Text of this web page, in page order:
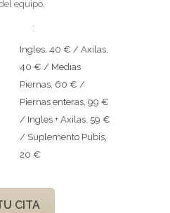
equipo.
Ingles, 40 € / Axilas,
40 € / Medias
Piernas, 60 € /
Piernas enteras, 99 €
/ Ingles + Axilas, 59 €
/ Suplemento Pubis,
20 €
CITA